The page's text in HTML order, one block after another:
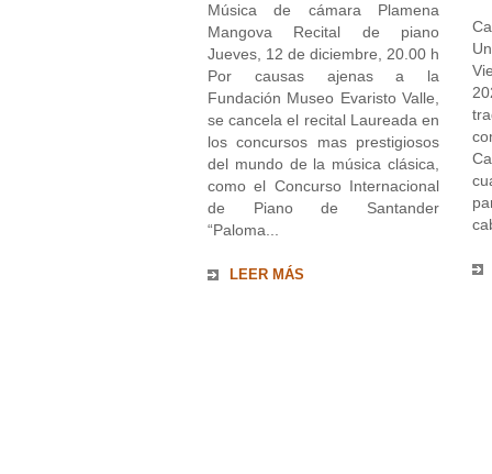
Música de cámara Plamena
Mangova Recital de piano
Jueves, 12 de diciembre, 20.00 h
Por causas ajenas a la
Fundación Museo Evaristo Valle,
se cancela el recital Laureada en
los concursos mas prestigiosos
del mundo de la música clásica,
como el Concurso Internacional
de Piano de Santander
“Paloma...
LEER MÁS